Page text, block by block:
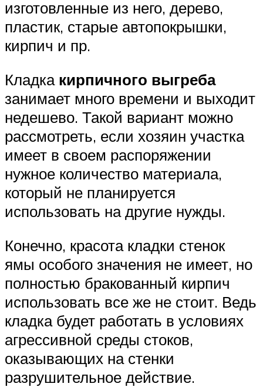
изготовленные из него, дерево,
пластик, старые автопокрышки,
кирпич и пр.
Кладка кирпичного выгреба
занимает много времени и выходит
недешево. Такой вариант можно
рассмотреть, если хозяин участка
имеет в своем распоряжении
нужное количество материала,
который не планируется
использовать на другие нужды.
Конечно, красота кладки стенок
ямы особого значения не имеет, но
полностью бракованный кирпич
использовать все же не стоит. Ведь
кладка будет работать в условиях
агрессивной среды стоков,
оказывающих на стенки
разрушительное действие.